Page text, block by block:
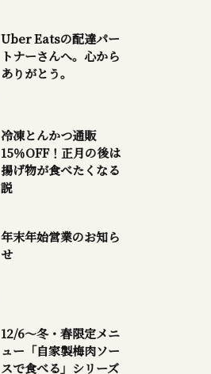
Uber Eatsの配達パー
トナーさんへ。心から
ありがとう。
冷凍とんかつ通販
15％OFF！正月の後は
揚げ物が食べたくなる
説
年末年始営業のお知ら
せ
12/6～冬・春限定メニ
ュー「自家製梅肉ソー
スで食べる」シリーズ